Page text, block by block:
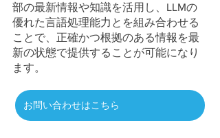
部の最新情報や知識を活用し、LLMの
優れた言語処理能力とを組み合わせる
ことで、正確かつ根拠のある情報を最
新の状態で提供することが可能になり
ます。
お問い合わせはこちら